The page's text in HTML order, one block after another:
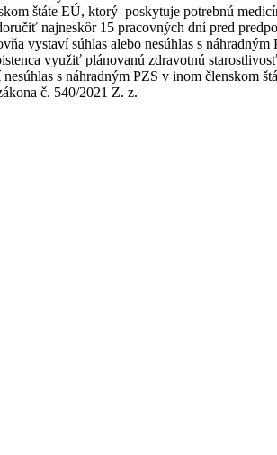
štáte EÚ, ktorý poskytuje potrebnú
najneskôr 15 pracovných dní pred
vystaví súhlas alebo nesúhlas s náhradným
využiť plánovanú zdravotnú
s náhradným PZS v inom členskom
č. 540/2021 Z. z.